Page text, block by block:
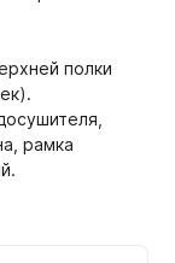
полки
рамка